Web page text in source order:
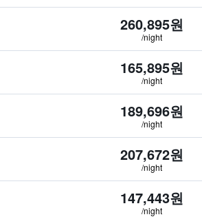
260,895원
/night
165,895원
/night
189,696원
/night
207,672원
/night
147,443원
/night